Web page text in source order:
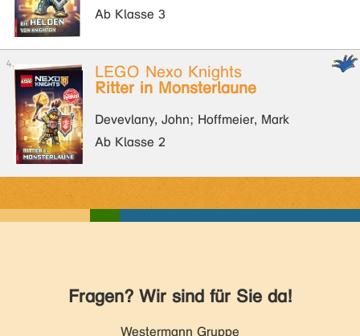
Ab Klasse 3
LEGO Nexo Knights
Ritter in Monsterlaune
Devevlany, John; Hoffmeier, Mark
Ab Klasse 2